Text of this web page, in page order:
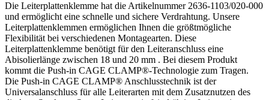
Die Leiterplattenklemme hat die Artikelnummer 2636-1103/020-000
und ermöglicht eine schnelle und sichere Verdrahtung. Unsere
Leiterplattenklemmen ermöglichen Ihnen die größtmögliche
Flexibilität bei verschiedenen Montagearten. Diese
Leiterplattenklemme benötigt für den Leiteranschluss eine
Abisolierlänge zwischen 18 und 20 mm . Bei diesem Produkt
kommt die Push-in CAGE CLAMP®-Technologie zum Tragen.
Die Push-in CAGE CLAMP® Anschlusstechnik ist der
Universalanschluss für alle Leiterarten mit dem Zusatznutzen des